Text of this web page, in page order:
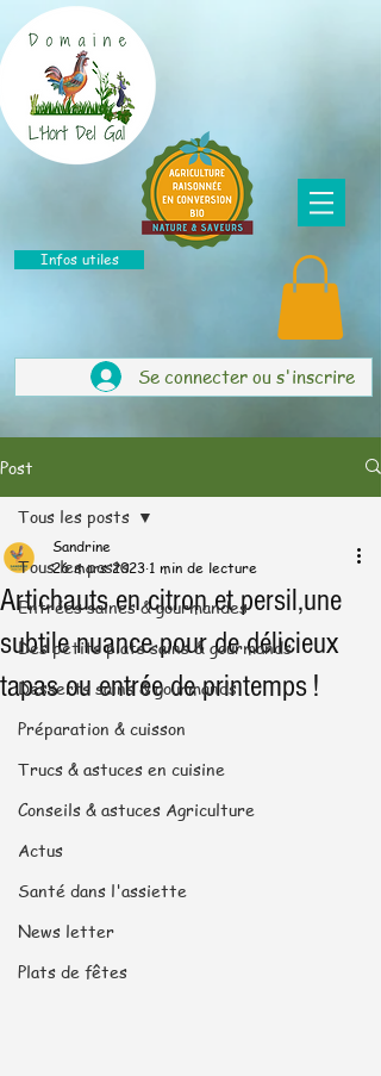
Infos utiles
Se connecter ou s'inscrire
Post
Tous les posts
Entrées saines & gourmandes
Des petits plats sains & gourmands
Desserts sains & gourmands
Préparation & cuisson
Trucs & astuces en cuisine
Conseils & astuces Agriculture
Actus
Santé dans l'assiette
News letter
Plats de fêtes
Tous les posts
Artichauts en citron et persil,une
subtile nuance pour de délicieux
tapas ou entrée de printemps !
Sandrine
26 mars 2023 1 min de lecture